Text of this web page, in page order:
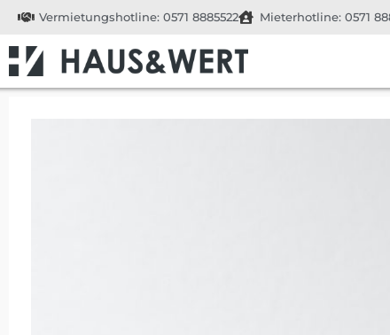
Vermietungshotline: 0571 8885522 Mieterhotline: 0571